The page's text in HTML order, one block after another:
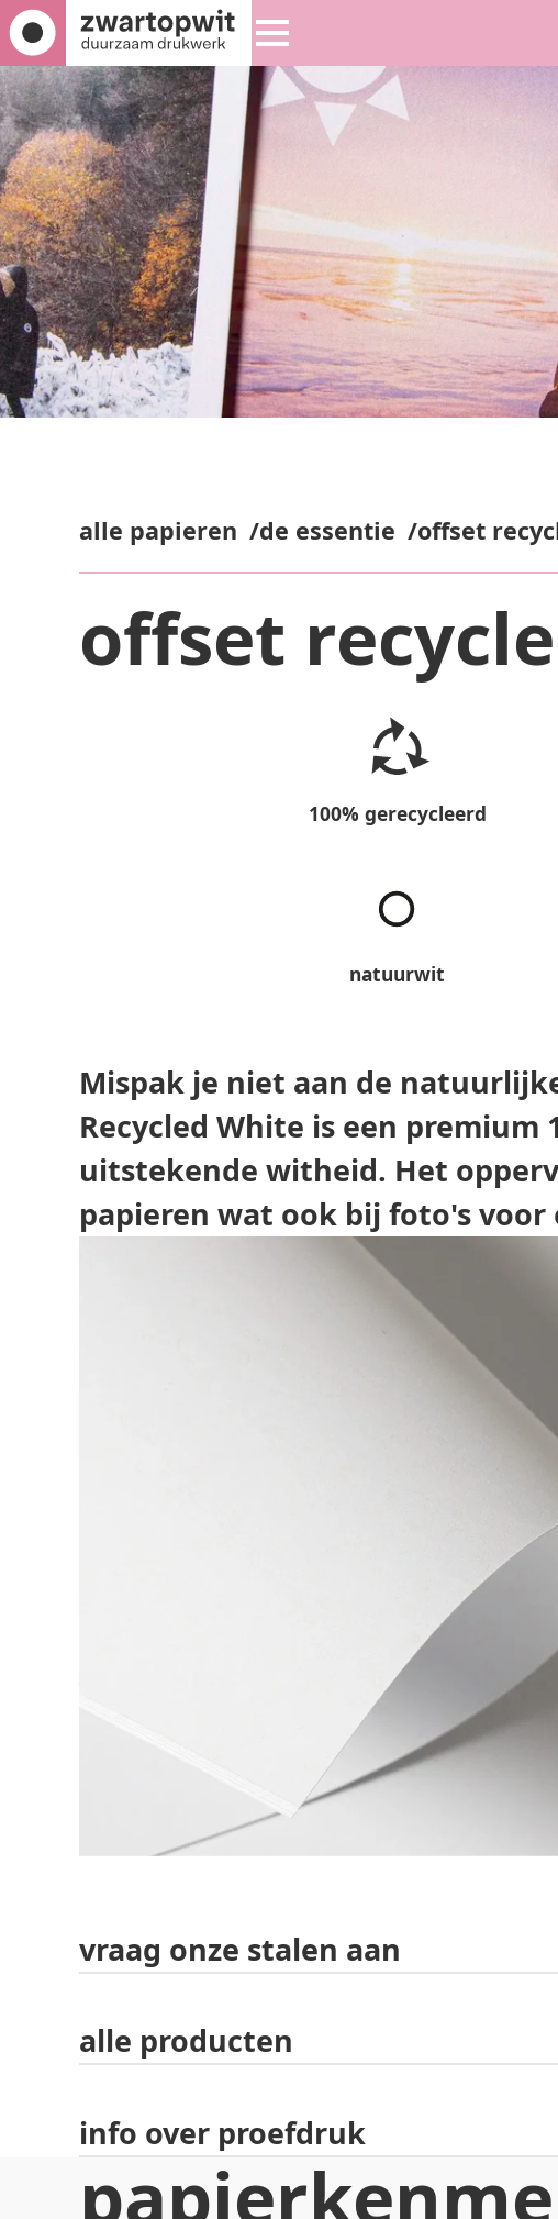
offset
alle papieren de essentie offset
100% gerecycleerd
natuurwit
Mispak je niet aan de
Recycled White is een premium
uitstekende witheid. Het
papieren wat ook bij foto's
vraag onze stalen aan
alle producten
info over proefdruk